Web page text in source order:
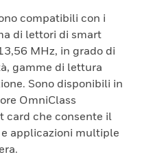
compatibili con i
di lettori di smart
MHz, in grado di
gamme di lettura
Sono disponibili in
OmniClass
card che consente il
applicazioni multiple